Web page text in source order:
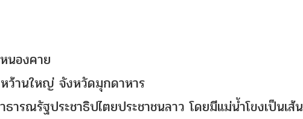
นองคาย
ว้านใหญ่ จังหวัดมุกดาหาร
ารณรัฐประชาธิปไตยประชาชนลาว โดยมีแม่น้ำโขงเป็นเส้น